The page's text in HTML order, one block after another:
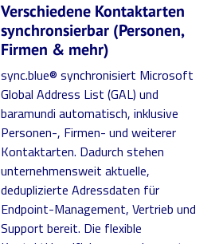
Verschiedene Kontaktarten
synchronsierbar (Personen,
Firmen & mehr)
sync.blue® synchronisiert Microsoft
Global Address List (GAL) und
baramundi automatisch, inklusive
Personen-, Firmen- und weiterer
Kontaktarten. Dadurch stehen
unternehmensweit aktuelle,
deduplizierte Adressdaten für
Endpoint-Management, Vertrieb und
Support bereit. Die flexible